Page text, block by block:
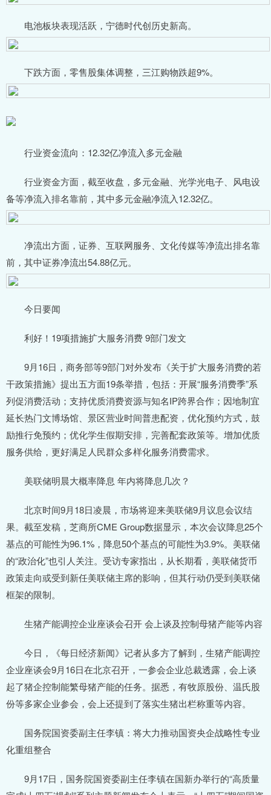
电池板块表现活跃，宁德时代创历史新高。
下跌方面，零售股集体调整，三江购物跌超9%。
行业资金流向：12.32亿净流入多元金融
行业资金方面，截至收盘，多元金融、光学光电子、风电设
备等净流入排名靠前，其中多元金融净流入12.32亿。
净流出方面，证券、互联网服务、文化传媒等净流出排名靠
前，其中证券净流出54.88亿元。
今日要闻
利好！19项措施扩大服务消费 9部门发文
9月16日，商务部等9部门对外发布《关于扩大服务消费的若
干政策措施》提出五方面19条举措，包括：开展“服务消费季”系
列促消费活动；支持优质消费资源与知名IP跨界合作；因地制宜
延长热门文博场馆、景区营业时间普患配资，优化预约方式，鼓
励推行免预约；优化学生假期安排，完善配套政策等。增加优质
服务供给，更好满足人民群众多样化服务消费需求。
美联储明晨大概率降息 年内将降息几次？
北京时间9月18日凌晨，市场将迎来美联储9月议息会议结
果。截至发稿，芝商所CME Group数据显示，本次会议降息25个
基点的可能性为96.1%，降息50个基点的可能性为3.9%。美联储
的“政治化”也引人关注。受访专家指出，从长期看，美联储货币
政策走向或受到新任美联储主席的影响，但其行动仍受到美联储
框架的限制。
生猪产能调控企业座谈会召开 会上谈及控制母猪产能等内容
今日，《每日经济新闻》记者从多方了解到，生猪产能调控
企业座谈会9月16日在北京召开，一参会企业总裁透露，会上谈
起了猪企控制能繁母猪产能的任务。据悉，有牧原股份、温氏股
份等多家企业参会，会上还提到了落实生猪出栏称重等内容。
国务院国资委副主任李镇：将大力推动国资央企战略性专业
化重组整合
9月17日，国务院国资委副主任李镇在国新办举行的“高质量